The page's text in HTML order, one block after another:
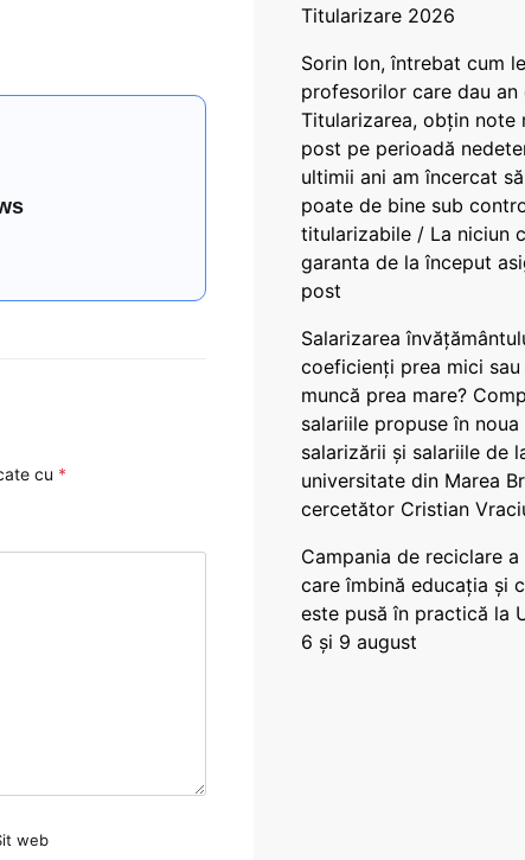
cu *
web
Titularizare 2026
Sorin Ion, întrebat cum
profesorilor care dau an
Titularizarea, obțin note
post pe perioadă
ultimii ani am încercat
poate de bine sub
titularizabile / La niciun
garanta de la început
post
Salarizarea
coeficienți prea mici
muncă prea mare?
salariile propuse în noua
salarizării și salariile de
universitate din Marea
cercetător Cristian
Campania de reciclare
care îmbină educația și
este pusă în practică la
6 și 9 august